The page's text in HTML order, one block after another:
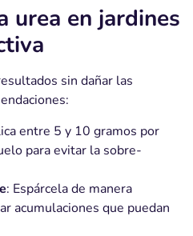
urea en jardines
sin dañar las
entre 5 y 10 gramos por
para evitar la sobre-
: Espárcela de manera
acumulaciones que puedan